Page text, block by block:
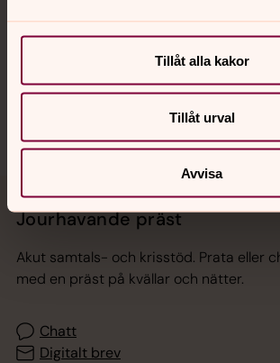
Tillåt alla kakor
Tillåt urval
Avvisa
Sociala kanaler
Jourhavande präst
Akut samtals- och krisstöd. Prata eller
med en präst på kvällar och nätter.
Chatt
Digitalt brev